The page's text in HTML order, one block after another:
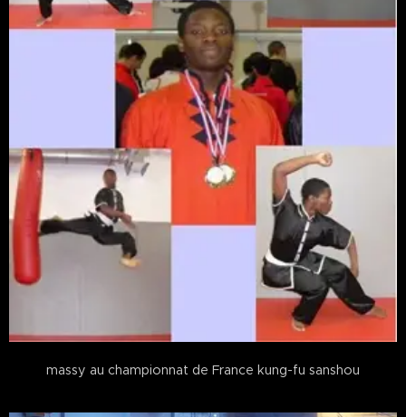
massy au championnat de France kung-fu sanshou